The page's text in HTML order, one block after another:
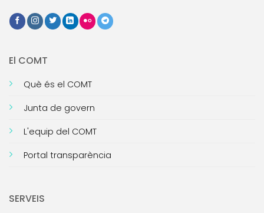
El COMT
Què és el COMT
Junta de govern
L'equip del COMT
Portal transparència
SERVEIS